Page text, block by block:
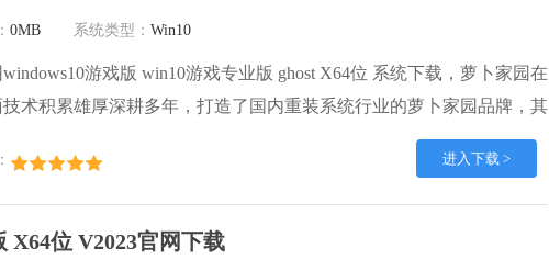
0MB 系统类型： Win10
游戏版 win10游戏专业版 ghost X64位 系统下载，萝卜家园在
术积累雄厚深耕多年，打造了国内重装系统行业的萝卜家园品牌，其
得到许多人认可，积累了广大的用户群体，萝卜家园win10纯净版是一
的系统,一直以来都以用户为中心，是由萝卜家园win10团队推出的萝
国内镜像版，基于国内用户的习惯，做
进入下载 >
X64位 V2023官网下载